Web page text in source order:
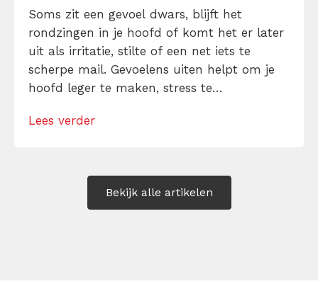
Soms zit een gevoel dwars, blijft het
rondzingen in je hoofd of komt het er later
uit als irritatie, stilte of een net iets te
scherpe mail. Gevoelens uiten helpt om je
hoofd leger te maken, stress te
Maar hoe doe je dat zonder drama, verwijt
Lees verder
Bekijk alle artikelen